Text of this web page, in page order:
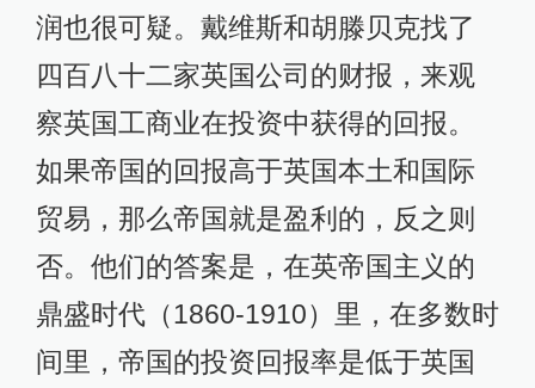
润也很可疑。戴维斯和胡滕贝克找了
四百八十二家英国公司的财报，来观
察英国工商业在投资中获得的回报。
如果帝国的回报高于英国本土和国际
贸易，那么帝国就是盈利的，反之则
否。他们的答案是，在英帝国主义的
鼎盛时代（1860-1910）里，在多数时
间里，帝国的投资回报率是低于英国